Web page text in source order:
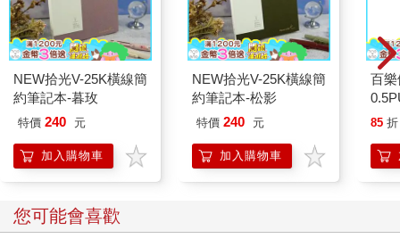
NEW拾光V-25K橫線簡
約筆記本-暮玫
特價 240 元
加入購物車
NEW拾光V-25K橫線簡
約筆記本-松影
特價 240 元
加入購物車
百
萄(
85 折
您可能會喜歡